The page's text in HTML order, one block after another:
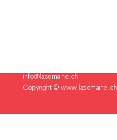
info@lasemaine.ch
Copyright ©www.lasemaine.ch